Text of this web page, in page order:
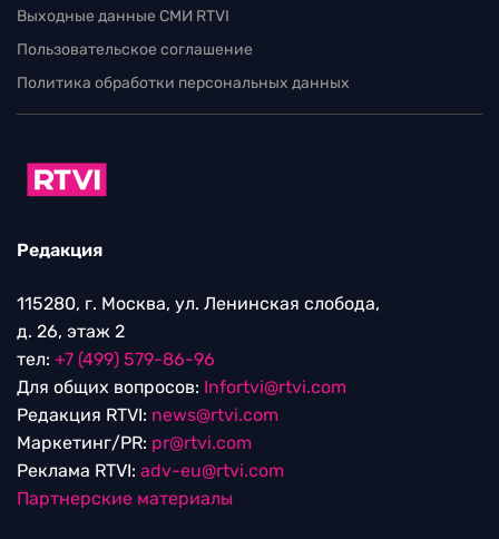
Выходные данные СМИ RTVI
Пользовательское соглашение
Политика обработки персональных данных
Редакция
115280, г. Москва, ул. Ленинская слобода,
д. 26, этаж 2
тел: +7 (499) 579-86-96
Для общих вопросов: Infortvi@rtvi.com
Редакция RTVI: news@rtvi.com
Маркетинг/PR: pr@rtvi.com
Реклама RTVI: adv-eu@rtvi.com
Партнерские материалы